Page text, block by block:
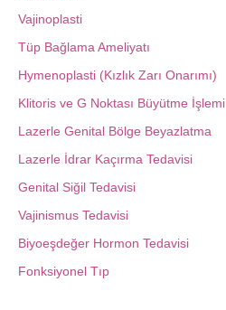
Vajinoplasti
Tüp Bağlama Ameliyatı
Hymenoplasti (Kızlık Zarı Onarımı)
Klitoris ve G Noktası Büyütme İşlemi
Lazerle Genital Bölge Beyazlatma
Lazerle İdrar Kaçırma Tedavisi
Genital Siğil Tedavisi
Vajinismus Tedavisi
Biyoeşdeğer Hormon Tedavisi
Fonksiyonel Tıp